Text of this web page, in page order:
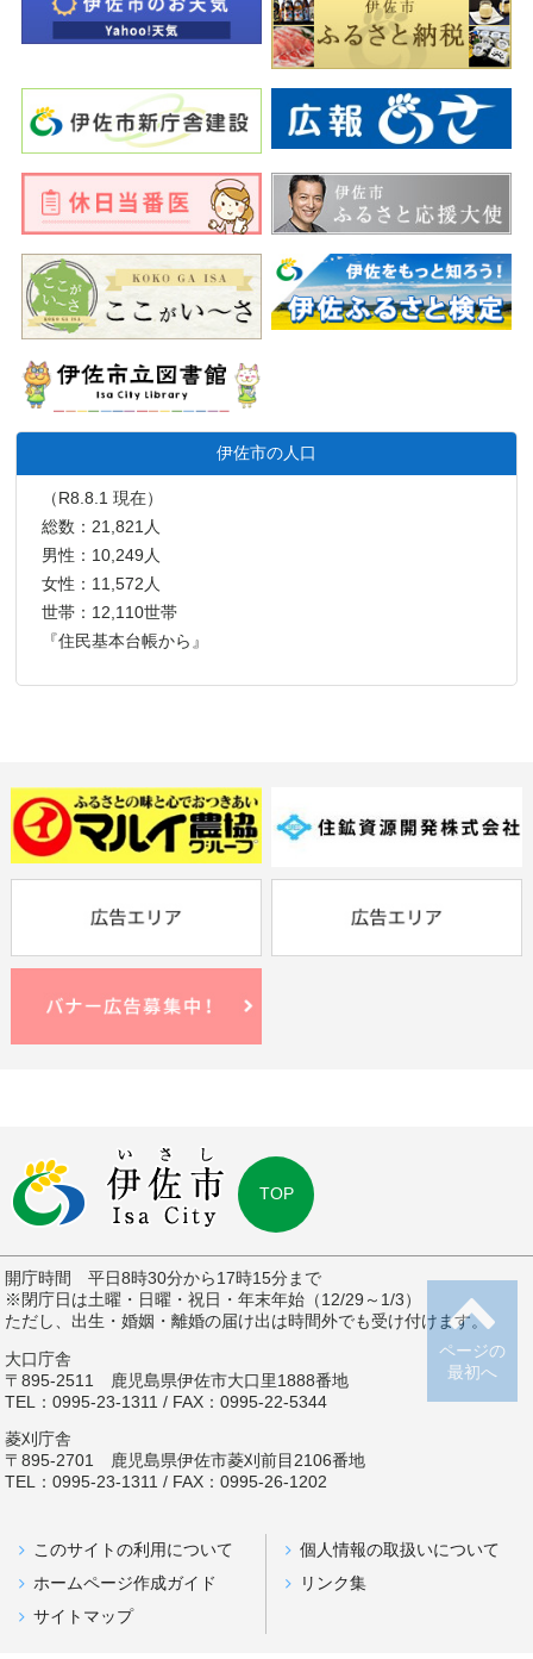
伊佐市の人口
（R8.8.1 現在）
総数：21,821人
男性：10,249人
女性：11,572人
世帯：12,110世帯
『住民基本台帳から』
ページの
最初へ
TOP
開庁時間 平日8時30分から17時15分まで
※閉庁日は土曜・日曜・祝日・年末年始（12/29～1/3）
ただし、出生・婚姻・離婚の届け出は時間外でも受け付けます。
大口庁舎
〒895-2511 鹿児島県伊佐市大口里1888番地
TEL：0995-23-1311 / FAX：0995-22-5344
菱刈庁舎
〒895-2701 鹿児島県伊佐市菱刈前目2106番地
TEL：0995-23-1311 / FAX：0995-26-1202
このサイトの利用について
個人情報の取扱いについて
ホームページ作成ガイド
リンク集
サイトマップ